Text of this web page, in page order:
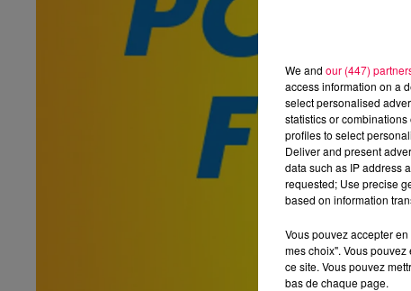
We and our (447)
access information on a
select personalised
statistics or
profiles to select
Deliver and present
data such as IP address
requested; Use precise
based on information
Vous pouvez accepter
mes choix". Vous
ce site. Vous pouvez
bas de chaque page.